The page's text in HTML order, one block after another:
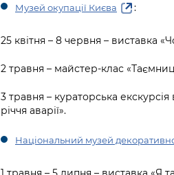
Музей окупації Києва :
25 квітня – 8 червня – виставка
2 травня – майстер-клас
3 травня – кураторська
річчя аварії».
Національний музей